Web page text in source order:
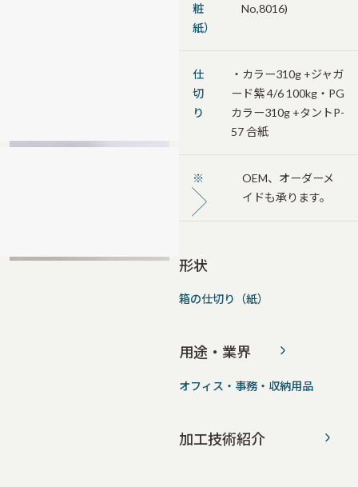
粧
紙）
No,8016)
仕
切
り
・カラー310g +ジャガ
ード紫 4/6 100kg・PG
カラー310g +タントP-
57 合紙
※
OEM、オーダーメ
イドも承ります。
形状
箱の仕切り（紙）
用途・業界
オフィス・事務・収納用品
加工技術紹介